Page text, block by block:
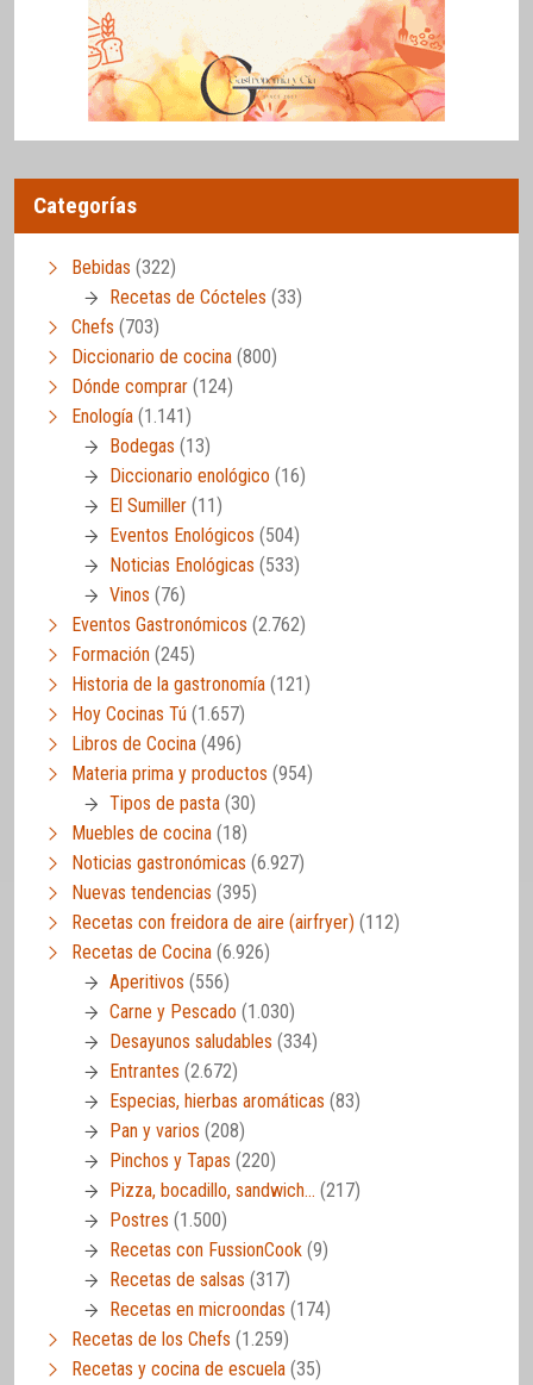
Categorías
Bebidas (322)
Recetas de Cócteles (33)
Chefs (703)
Diccionario de cocina (800)
Dónde comprar (124)
Enología (1.141)
Bodegas (13)
Diccionario enológico (16)
El Sumiller (11)
Eventos Enológicos (504)
Noticias Enológicas (533)
Vinos (76)
Eventos Gastronómicos (2.762)
Formación (245)
Historia de la gastronomía (121)
Hoy Cocinas Tú (1.657)
Libros de Cocina (496)
Materia prima y productos (954)
Tipos de pasta (30)
Muebles de cocina (18)
Noticias gastronómicas (6.927)
Nuevas tendencias (395)
Recetas con freidora de aire (airfryer) (112)
Recetas de Cocina (6.926)
Aperitivos (556)
Carne y Pescado (1.030)
Desayunos saludables (334)
Entrantes (2.672)
Especias, hierbas aromáticas (83)
Pan y varios (208)
Pinchos y Tapas (220)
Pizza, bocadillo, sandwich… (217)
Postres (1.500)
Recetas con FussionCook (9)
Recetas de salsas (317)
Recetas en microondas (174)
Recetas de los Chefs (1.259)
Recetas y cocina de escuela (35)